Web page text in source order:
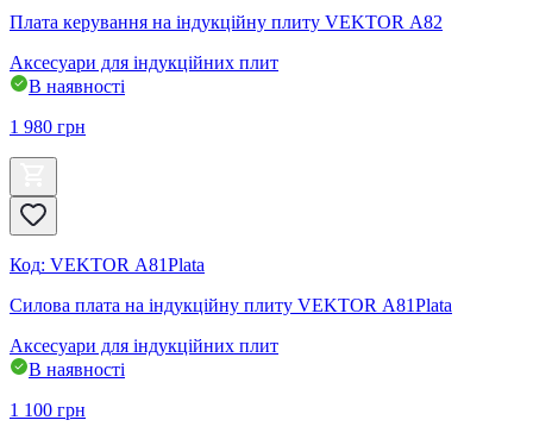
Плата керування на індукційну плиту VEKTOR А82
Аксесуари для індукційних плит
В наявності
1 980 грн
Код: VEKTOR А81Plata
Силова плата на індукційну плиту VEKTOR А81Plata
Аксесуари для індукційних плит
В наявності
1 100 грн